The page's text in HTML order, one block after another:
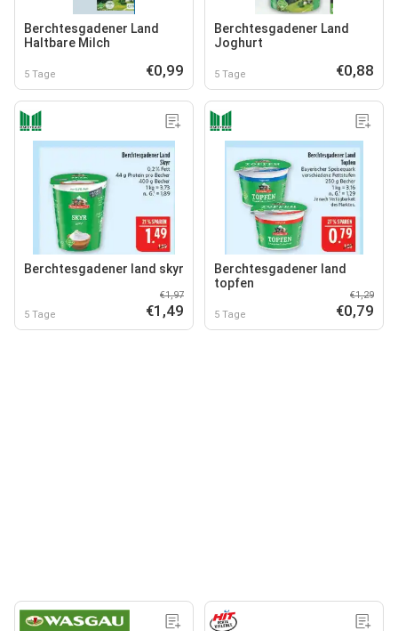
Berchtesgadener Land
Haltbare Milch
5 Tage €0,99
Berchtesgadener Land
Joghurt
5 Tage €0,88
Berchtesgadener land skyr
5 Tage
€1,97
€1,49
Berchtesgadener land
topfen
5 Tage
€1,29
€0,79